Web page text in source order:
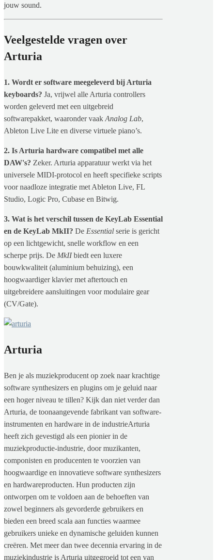
jouw sound.
Veelgestelde vragen over
Arturia
1. Wordt er software meegeleverd bij Arturia
keyboards? Ja, vrijwel alle Arturia controllers
worden geleverd met een uitgebreid
softwarepakket, waaronder vaak Analog Lab,
Ableton Live Lite en diverse virtuele piano’s.
2. Is Arturia hardware compatibel met alle
DAW's? Zeker. Arturia apparatuur werkt via het
universele MIDI-protocol en heeft specifieke scripts
voor naadloze integratie met Ableton Live, FL
Studio, Logic Pro, Cubase en Bitwig.
3. Wat is het verschil tussen de KeyLab Essential
en de KeyLab MkII? De Essential serie is gericht
op een lichtgewicht, snelle workflow en een
scherpe prijs. De MkIIbiedt een luxere
bouwkwaliteit (aluminium behuizing), een
hoogwaardiger klavier met aftertouch en
uitgebreidere aansluitingen voor modulaire gear
(CV/Gate).
Arturia
Ben je als muziekproducent op zoek naar krachtige
software synthesizers en plugins om je geluid naar
een hoger niveau te tillen? Kijk dan niet verder dan
Arturia, de toonaangevende fabrikant van software-
instrumenten en hardware in de industrieArturia
heeft zich gevestigd als een pionier in de
muziekproductie-industrie, door muzikanten,
componisten en producenten te voorzien van
hoogwaardige en innovatieve software synthesizers
en hardwareproducten. Hun producten zijn
ontworpen om te voldoen aan de behoeften van
zowel beginners als gevorderde gebruikers en
bieden een breed scala aan functies waarmee
gebruikers unieke en dynamische geluiden kunnen
creëren. Met meer dan twee decennia ervaring in de
muziekindustrie is Arturia uitgegroeid tot een van